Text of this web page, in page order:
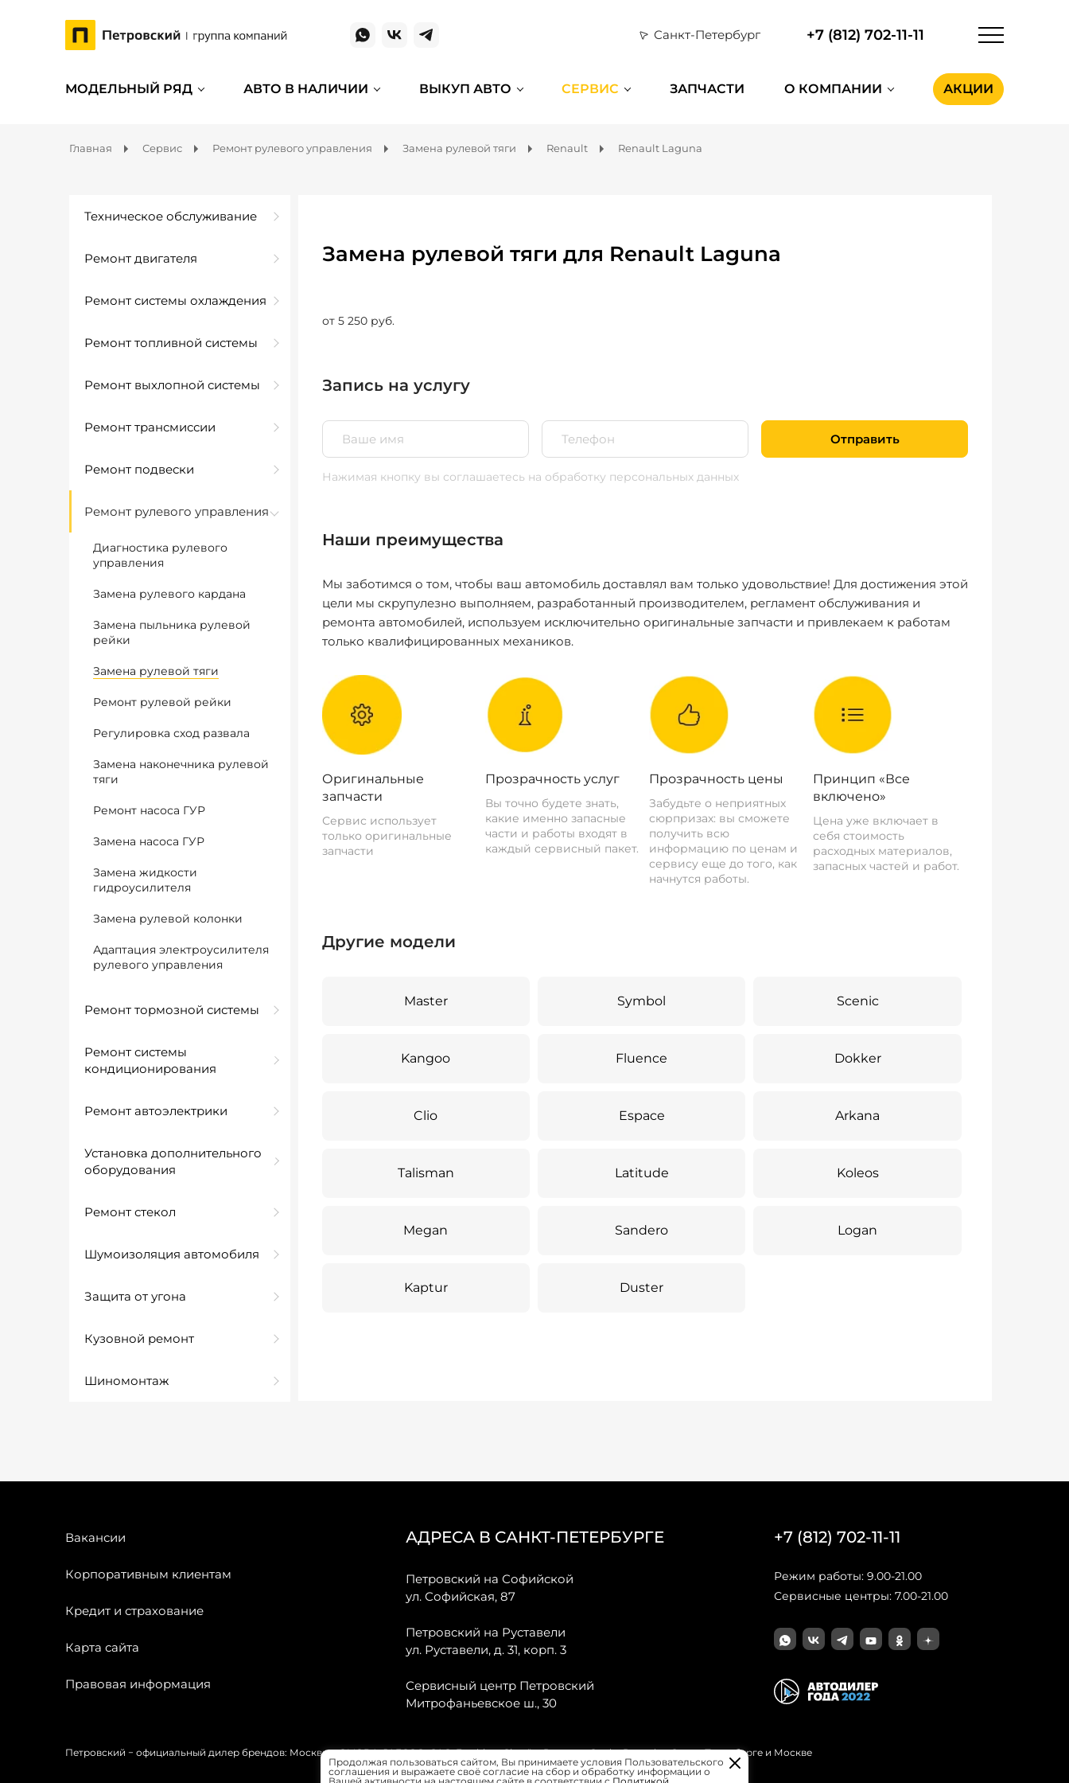
Санкт-Петербург +7 (812) 702-11-11
МОДЕЛЬНЫЙ РЯД АВТО В НАЛИЧИИ ВЫКУП АВТО СЕРВИС ЗАПЧАСТИ О КОМПАНИИ АКЦИИ
Главная Сервис Ремонт рулевого управления Замена рулевой тяги Renault Renault Laguna
Техническое обслуживание
Ремонт двигателя
Ремонт системы охлаждения
Ремонт топливной системы
Ремонт выхлопной системы
Ремонт трансмиссии
Ремонт подвески
Ремонт рулевого управления
Диагностика рулевого
управления
Замена рулевого кардана
Замена пыльника рулевой
рейки
Замена рулевой тяги
Ремонт рулевой рейки
Регулировка сход развала
Замена наконечника рулевой
тяги
Ремонт насоса ГУР
Замена насоса ГУР
Замена жидкости
гидроусилителя
Замена рулевой колонки
Адаптация электроусилителя
рулевого управления
Ремонт тормозной системы
Ремонт системы
кондиционирования
Ремонт автоэлектрики
Установка дополнительного
оборудования
Ремонт стекол
Шумоизоляция автомобиля
Защита от угона
Кузовной ремонт
Шиномонтаж
Замена рулевой тяги для Renault Laguna
от 5 250 руб.
Запись на услугу
Отправить
Нажимая кнопку вы соглашаетесь на обработку персональных данных
Наши преимущества
Мы заботимся о том, чтобы ваш автомобиль доставлял вам только удовольствие! Для достижения этой
цели мы скрупулезно выполняем, разработанный производителем, регламент обслуживания и
ремонта автомобилей, используем исключительно оригинальные запчасти и привлекаем к работам
только квалифицированных механиков.
Оригинальные
запчасти
Сервис использует
только оригинальные
запчасти
Прозрачность услуг
Вы точно будете знать,
какие именно запасные
части и работы входят в
каждый сервисный пакет.
Прозрачность цены
Забудьте о неприятных
сюрпризах: вы сможете
получить всю
информацию по ценам и
сервису еще до того, как
начнутся работы.
Принцип «Все
включено»
Цена уже включает в
себя стоимость
расходных материалов,
запасных частей и работ.
Другие модели
Master Symbol Scenic
Kangoo Fluence Dokker
Clio Espace Arkana
Talisman Latitude Koleos
Megan Sandero Logan
Kaptur Duster
Вакансии
Корпоративным клиентам
Кредит и страхование
Карта сайта
Правовая информация
АДРЕСА В САНКТ-ПЕТЕРБУРГЕ
Петровский на Софийской
ул. Софийская, 87
Петровский на Руставели
ул. Руставели, д. 31, корп. 3
Сервисный центр Петровский
Митрофаньевское ш., 30
+7 (812) 702-11-11
Режим работы: 9.00-21.00
Сервисные центры: 7.00-21.00
Петровский − официальный дилер брендов: Москвич, OMODA, JAECOO, GAC, Forthing, Citroёn, Peugeot, Opel и Renault в Санкт-Петербурге и Москве
Продолжая пользоваться сайтом, Вы принимаете условия Пользовательского
соглашения и выражаете своё согласие на сбор и обработку информации о